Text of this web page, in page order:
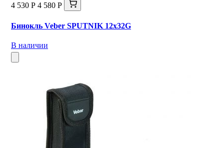
4 530 Р 4 580 Р
Бинокль Veber SPUTNIK 12х32G
В наличии